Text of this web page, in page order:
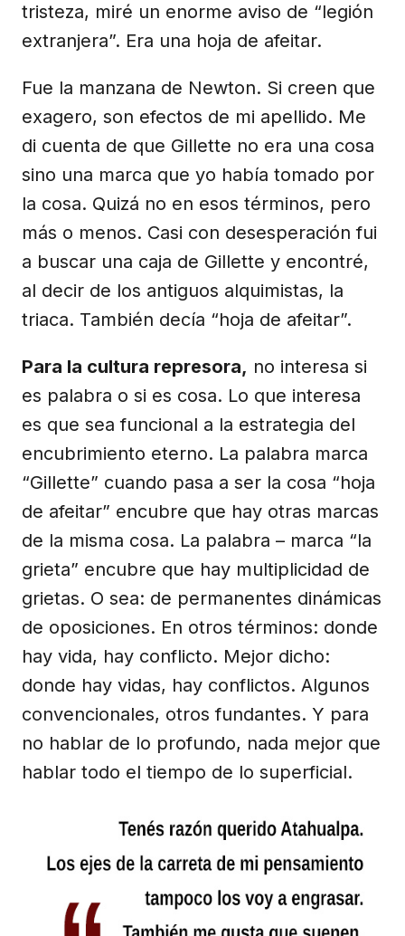
tristeza, miré un enorme aviso de “legión
extranjera”. Era una hoja de afeitar.
Fue la manzana de Newton. Si creen que
exagero, son efectos de mi apellido. Me
di cuenta de que Gillette no era una cosa
sino una marca que yo había tomado por
la cosa. Quizá no en esos términos, pero
más o menos. Casi con desesperación fui
a buscar una caja de Gillette y encontré,
al decir de los antiguos alquimistas, la
triaca. También decía “hoja de afeitar”.
Para la cultura represora, no interesa si
es palabra o si es cosa. Lo que interesa
es que sea funcional a la estrategia del
encubrimiento eterno. La palabra marca
“Gillette” cuando pasa a ser la cosa “hoja
de afeitar” encubre que hay otras marcas
de la misma cosa. La palabra – marca “la
grieta” encubre que hay multiplicidad de
grietas. O sea: de permanentes dinámicas
de oposiciones. En otros términos: donde
hay vida, hay conflicto. Mejor dicho:
donde hay vidas, hay conflictos. Algunos
convencionales, otros fundantes. Y para
no hablar de lo profundo, nada mejor que
hablar todo el tiempo de lo superficial.